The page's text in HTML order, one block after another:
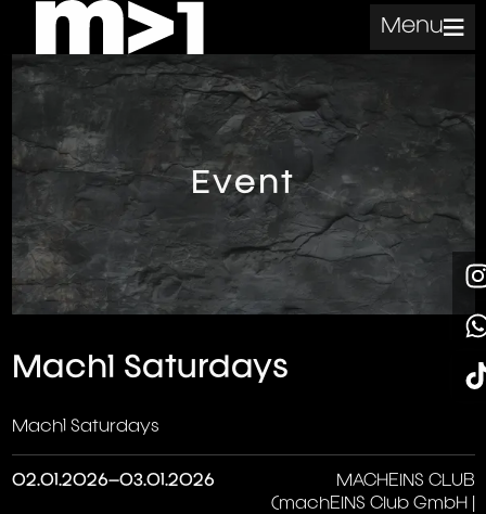
Menu
Event
Mach1 Saturdays
Mach1 Saturdays
02.01.2026–03.01.2026
MACHEINS CLUB
(machEINS Club GmbH |